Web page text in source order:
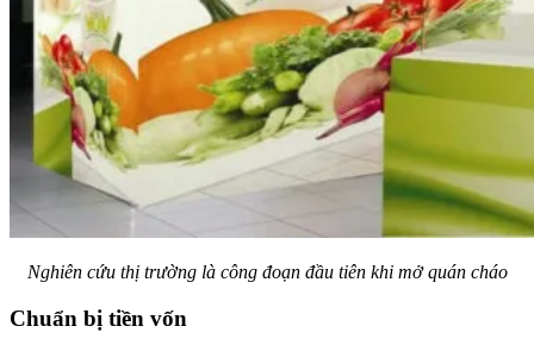
Nghiên cứu thị trường là công đoạn đầu tiên khi mở quán cháo
Chuẩn bị tiền vốn